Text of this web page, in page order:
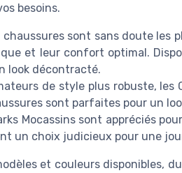
besoins.
chaussures sont sans doute les
et leur confort optimal.
look décontracté.
de style plus robuste,
sont parfaites pour un
Mocassins sont appréciés
un choix judicieux pour une
et couleurs disponibles,